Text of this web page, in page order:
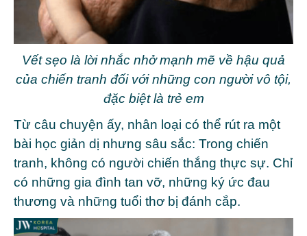
Vết sẹo là lời nhắc nhở mạnh mẽ về hậu quả
của chiến tranh đối với những con người vô tội,
đặc biệt là trẻ em
Từ câu chuyện ấy, nhân loại có thể rút ra một
bài học giản dị nhưng sâu sắc: Trong chiến
tranh, không có người chiến thắng thực sự. Chỉ
có những gia đình tan vỡ, những ký ức đau
thương và những tuổi thơ bị đánh cắp.